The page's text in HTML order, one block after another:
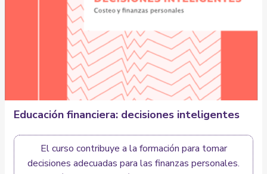
Educación financiera: decisiones inteligentes
El curso contribuye a la formación para tomar
decisiones adecuadas para las finanzas personales.